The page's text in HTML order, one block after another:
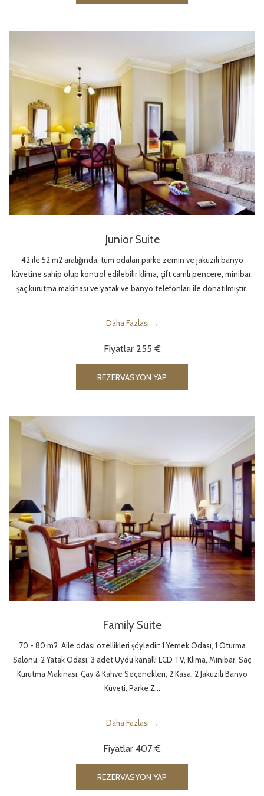
Junior Suite
42 ile 52 m2 aralığında, tüm odaları parke zemin ve jakuzili banyo
küvetine sahip olup kontrol edilebilir klima, çift camlı pencere, minibar,
şaç kurutma makinası ve yatak ve banyo telefonları ile donatılmıştır.
Daha Fazlası
Fiyatlar 255 €
REZERVASYON YAP
Family Suite
70 - 80 m2. Aile odası özellikleri şöyledir: 1 Yemek Odası, 1 Oturma
Salonu, 2 Yatak Odası, 3 adet Uydu kanallı LCD TV, Klima, Minibar, Saç
Kurutma Makinası, Çay & Kahve Seçenekleri, 2 Kasa, 2 Jakuzili Banyo
Küveti, Parke Z…
Daha Fazlası
Fiyatlar 407 €
REZERVASYON YAP